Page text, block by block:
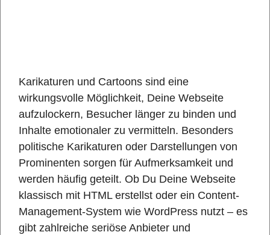
Karikaturen und Cartoons sind eine
wirkungsvolle Möglichkeit, Deine Webseite
aufzulockern, Besucher länger zu binden und
Inhalte emotionaler zu vermitteln. Besonders
politische Karikaturen oder Darstellungen von
Prominenten sorgen für Aufmerksamkeit und
werden häufig geteilt. Ob Du Deine Webseite
klassisch mit HTML erstellst oder ein Content-
Management-System wie WordPress nutzt – es
gibt zahlreiche seriöse Anbieter und